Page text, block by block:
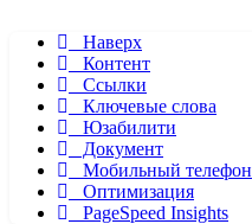
Наверх
Контент
Ссылки
Ключевые слова
Юзабилити
Документ
Мобильный телефон
Оптимизация
PageSpeed Insights